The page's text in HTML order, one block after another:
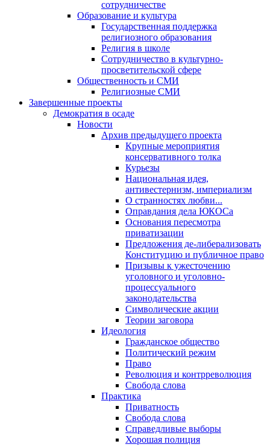
сотрудничестве
Образование и культура
Государственная поддержка
религиозного образования
Религия в школе
Сотрудничество в культурно-
просветительской сфере
Общественность и СМИ
Религиозные СМИ
Завершенные проекты
Демократия в осаде
Новости
Архив предыдущего проекта
Крупные мероприятия
консервативного толка
Курьезы
Национальная идея,
антивестернизм, империализм
О странностях любви...
Оправдания дела ЮКОСа
Основания пересмотра
приватизации
Предложения де-либерализовать
Конституцию и публичное право
Призывы к ужесточению
уголовного и уголовно-
процессуального
законодательства
Символические акции
Теории заговора
Идеология
Гражданское общество
Политический режим
Право
Революция и контрреволюция
Свобода слова
Практика
Приватность
Свобода слова
Справедливые выборы
Хорошая полиция